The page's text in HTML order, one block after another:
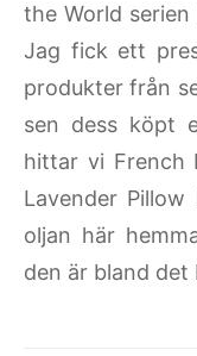
the World
Jag fick ett
produkter från
sen dess köpt
hittar vi French
Lavender
oljan här
den är bland det